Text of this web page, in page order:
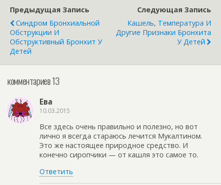
Предыдущая Запись
Синдром Бронхиальной
Обструкции И
Обструктивный Бронхит У
Детей
Следующая Запись
Кашель, Температура И
Другие Признаки Бронхита
У Детей
комментариев 13
Ева
10.03.2015
Все здесь очень правильно и полезно, но вот
лично я всегда стараюсь лечится Мукалтином.
Это же настоящее природное средство. И
конечно сиропчики — от кашля это самое то.
Ответить